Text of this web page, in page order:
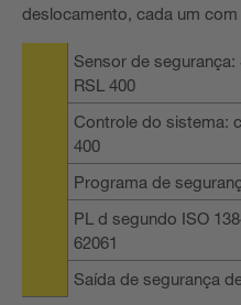
deslocamento, cada um com
Sensor de segurança:
RSL 400
Controle do sistema:
400
Programa de
PL d segundo ISO
62061
Saída de segurança